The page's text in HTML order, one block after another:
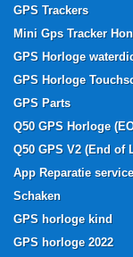
GPS Trackers
Mini Gps Tracker
GPS Horloge
GPS Horloge
GPS Parts
Q50 GPS Horloge
Q50 GPS V2 (End of
App Reparatie service
Schaken
GPS horloge kind
GPS horloge 2022